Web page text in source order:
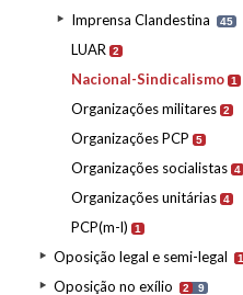
Imprensa Clandestina 45
LUAR 2
Nacional-Sindicalismo 1
Organizações militares 2
Organizações PCP 5
Organizações socialistas 4
Organizações unitárias 4
PCP(m-l) 1
Oposição legal e semi-legal 1
Oposição no exílio 2 9